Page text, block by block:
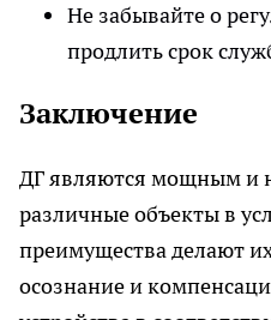
Не забывайте о
продлить срок
Заключение
ДГ являются мощным и
различные объекты в
преимущества делают
осознание и